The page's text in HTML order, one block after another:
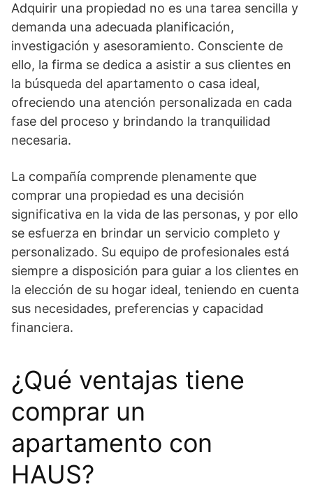
Adquirir una propiedad no es una tarea sencilla y
demanda una adecuada planificación,
investigación y asesoramiento. Consciente de
ello, la firma se dedica a asistir a sus clientes en
la búsqueda del apartamento o casa ideal,
ofreciendo una atención personalizada en cada
fase del proceso y brindando la tranquilidad
necesaria.
La compañía comprende plenamente que
comprar una propiedad es una decisión
significativa en la vida de las personas, y por ello
se esfuerza en brindar un servicio completo y
personalizado. Su equipo de profesionales está
siempre a disposición para guiar a los clientes en
la elección de su hogar ideal, teniendo en cuenta
sus necesidades, preferencias y capacidad
financiera.
¿Qué ventajas tiene
comprar un
apartamento con
HAUS?